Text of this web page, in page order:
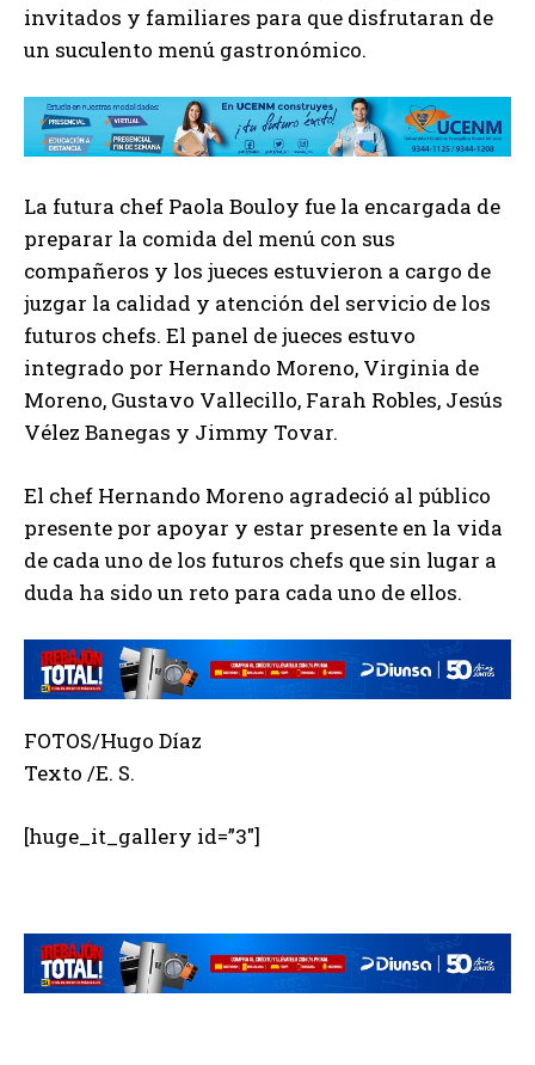
invitados y familiares para que disfrutaran de
un suculento menú gastronómico.
La futura chef Paola Bouloy fue la encargada de
preparar la comida del menú con sus
compañeros y los jueces estuvieron a cargo de
juzgar la calidad y atención del servicio de los
futuros chefs. El panel de jueces estuvo
integrado por Hernando Moreno, Virginia de
Moreno, Gustavo Vallecillo, Farah Robles, Jesús
Vélez Banegas y Jimmy Tovar.
El chef Hernando Moreno agradeció al público
presente por apoyar y estar presente en la vida
de cada uno de los futuros chefs que sin lugar a
duda ha sido un reto para cada uno de ellos.
FOTOS/Hugo Díaz
Texto /E. S.
[huge_it_gallery id=”3″]